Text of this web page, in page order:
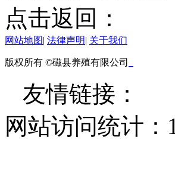
点击返回：
网站地图| 法律声明| 关于我们
版权所有 ©磁县养殖有限公司
友情链接：
网站访问统计：